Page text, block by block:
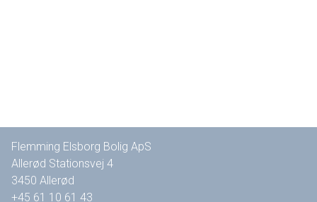
Flemming Elsborg Bolig ApS
Allerød Stationsvej 4
3450 Allerød
+45 61 10 61 43